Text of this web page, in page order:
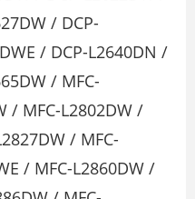
/ DCP-
/ DCP-L2640DN /
/ MFC-
/ MFC-L2802DW /
/ MFC-
/ MFC-L2860DW /